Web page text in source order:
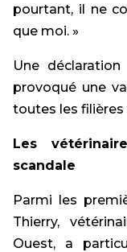
pourtant, il ne
que moi. »
Une
provoqué une
toutes les filières
Les
scandale
Parmi les
Thierry,
Ouest, a